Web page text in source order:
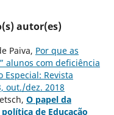
autor(es)
Paiva, Por que as
alunos com deficiência
Especial: Revista
out./dez. 2018
O papel da
de Educação